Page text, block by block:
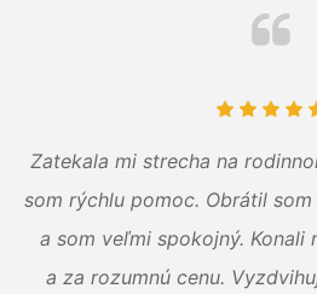
Zatekala mi strecha na
som rýchlu pomoc. Obrátil
a som veľmi spokojný. Konali
a za rozumnú cenu.